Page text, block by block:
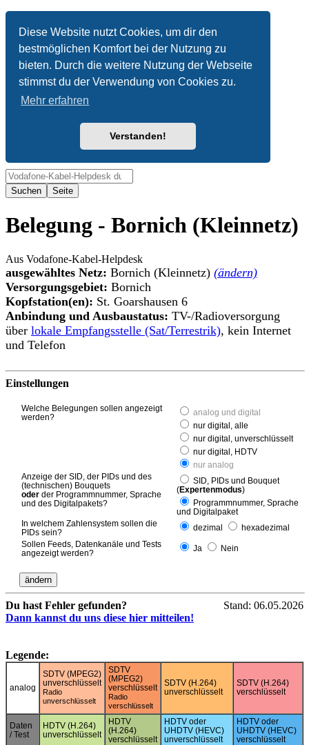
Diese Website nutzt Cookies, um dir den
bestmöglichen Komfort bei der Nutzung zu
bieten. Durch die weitere Nutzung der Webseite
stimmst du der Verwendung von Cookies zu.
Mehr erfahren
Verstanden!
Nicht angemeldet
Anmelden
Belegung - Bornich (Kleinnetz)
Aus Vodafone-Kabel-Helpdesk
ausgewähltes Netz: Bornich (Kleinnetz) (ändern)
Versorgungsgebiet: Bornich
Kopfstation(en): St. Goarshausen 6
Anbindung und Ausbaustatus: TV-/Radioversorgung
über lokale Empfangsstelle (Sat/Terrestrik), kein Internet
und Telefon
Einstellungen
Welche Belegungen sollen angezeigt
werden?
analog und digital
nur digital, alle
nur digital, unverschlüsselt
nur digital, HDTV
nur analog
Anzeige der SID, der PIDs und des
(technischen) Bouquets
oder der Programmnummer, Sprache
und des Digitalpakets?
SID, PIDs und Bouquet
(Expertenmodus)
Programmnummer, Sprache
und Digitalpaket
In welchem Zahlensystem sollen die
PIDs sein?
dezimal
hexadezimal
Sollen Feeds, Datenkanäle und Tests
angezeigt werden?
Ja Nein
Du hast Fehler gefunden?
Dann kannst du uns diese hier mitteilen!
Stand: 06.05.2026
Legende:
analog
SDTV (MPEG2)
unverschlüsselt
Radio
unverschlüsselt
SDTV
(MPEG2)
verschlüsselt
Radio
verschlüsselt
SDTV (H.264)
unverschlüsselt
SDTV (H.264)
verschlüsselt
Daten
/ Test
HDTV (H.264)
unverschlüsselt
HDTV
(H.264)
verschlüsselt
HDTV oder
UHDTV (HEVC)
unverschlüsselt
HDTV oder
UHDTV (HEVC)
verschlüsselt